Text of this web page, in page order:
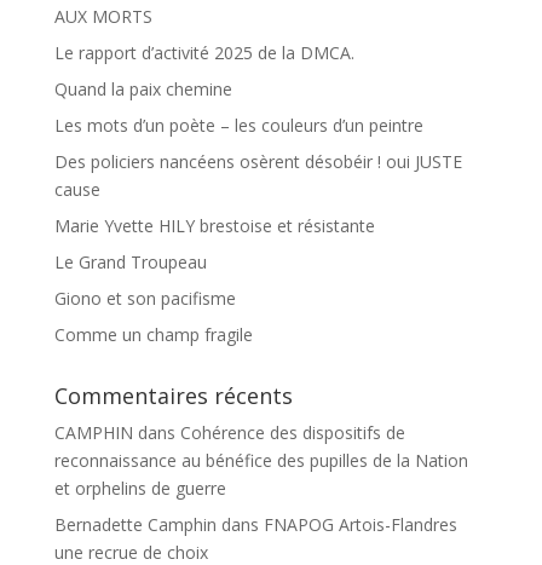
AUX MORTS
Le rapport d’activité 2025 de la DMCA.
Quand la paix chemine
Les mots d’un poète – les couleurs d’un peintre
Des policiers nancéens osèrent désobéir ! oui JUSTE
cause
Marie Yvette HILY brestoise et résistante
Le Grand Troupeau
Giono et son pacifisme
Comme un champ fragile
Commentaires récents
CAMPHIN dans Cohérence des dispositifs de
reconnaissance au bénéfice des pupilles de la Nation
et orphelins de guerre
Bernadette Camphin dans FNAPOG Artois-Flandres
une recrue de choix